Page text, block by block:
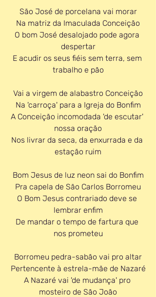
São José de porcelana vai morar
Na matriz da Imaculada Conceição
O bom José desalojado pode agora
despertar
E acudir os seus fiéis sem terra, sem
trabalho e pão
Vai a virgem de alabastro Conceição
Na 'carroça' para a Igreja do Bonfim
A Conceição incomodada 'de escutar'
nossa oração
Nos livrar da seca, da enxurrada e da
estação ruim
Bom Jesus de luz neon sai do Bonfim
Pra capela de São Carlos Borromeu
O Bom Jesus contrariado deve se
lembrar enfim
De mandar o tempo de fartura que
nos prometeu
Borromeu pedra-sabão vai pro altar
Pertencente à estrela-mãe de Nazaré
A Nazaré vai 'de mudança' pro
mosteiro de São João